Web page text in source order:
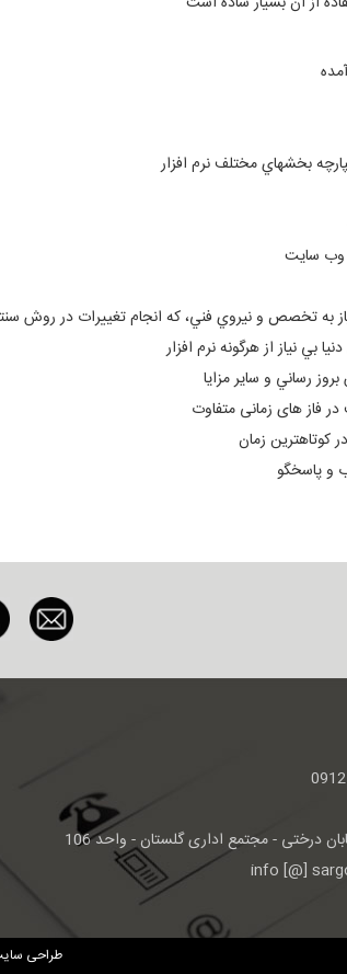
بخشهاي مختلف نرم افزار
وب سايت
به تخصص و نيروي فني، كه انجام تغييرات در روش
نياز از هرگونه نرم افزار
رساني و ساير مزايا
فاز های زمانی متفاوت
کوتاهترین زمان
و پاسخگو
درختی - مجتمع اداری گلستان - واحد 106
طراحی